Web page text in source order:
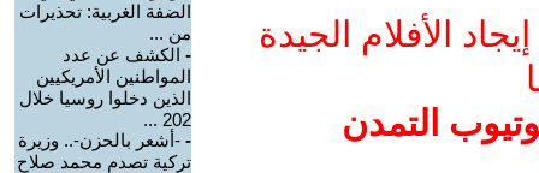
الأفلام الجيدة
التمدن
الضفة الغربية: تحذيرات
من ...
- الكشف عن عدد
المواطنين الأمريكيين
الذين دخلوا روسيا خلال
202 ...
- -أشعر بالحزن-.. وزيرة
تركية تصدم محمد صلاح